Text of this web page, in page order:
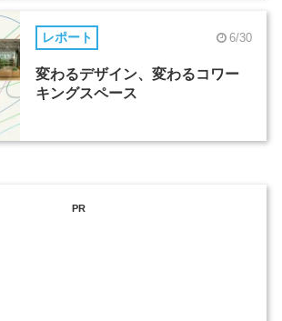
レポート 6/30
変わるデザイン、変わるコワー
キングスペース
PR